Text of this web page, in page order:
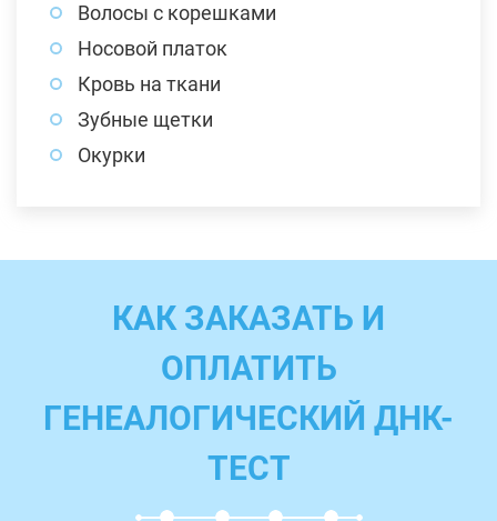
Волосы с корешками
Носовой платок
Кровь на ткани
Зубные щетки
Окурки
КАК ЗАКАЗАТЬ И
ОПЛАТИТЬ
ГЕНЕАЛОГИЧЕСКИЙ ДНК-
ТЕСТ